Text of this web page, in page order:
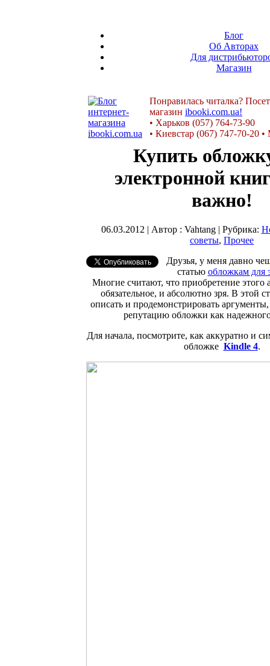
Блог
Об Авторах
Для
Магазин
Понравилась читалка?
магазин ibooki.com.ua!
• Харьков (057) 764-73-90
• Киевстар (067) 747-70-20 •
Купить
электронной
важно!
06.03.2012 | Автор : Vahtang | Рубрика:
советы, Прочее
Друзья, у меня давно
статью обложкам для
Многие считают, что приобретение этого
обязательное, и абсолютно зря. В этой
описать и продемонстрировать
репутацию обложки как
Для начала, посмотрите, как аккуратно и
обложке Kindle 4.